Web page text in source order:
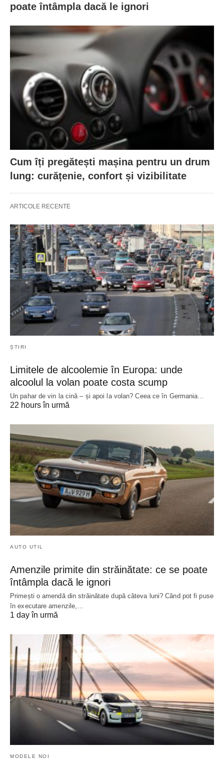
poate întâmpla dacă le ignori
Cum îți pregătești mașina pentru un drum
lung: curățenie, confort și vizibilitate
ARTICOLE RECENTE
ȘTIRI
Limitele de alcoolemie în Europa: unde
alcoolul la volan poate costa scump
Un pahar de vin la cină – și apoi la volan? Ceea ce în Germania…
22 hours în urmă
AUTO UTIL
Amenzile primite din străinătate: ce se poate
întâmpla dacă le ignori
Primești o amendă din străinătate după câteva luni? Când pot fi puse
în executare amenzile,…
1 day în urmă
MODELE NOI